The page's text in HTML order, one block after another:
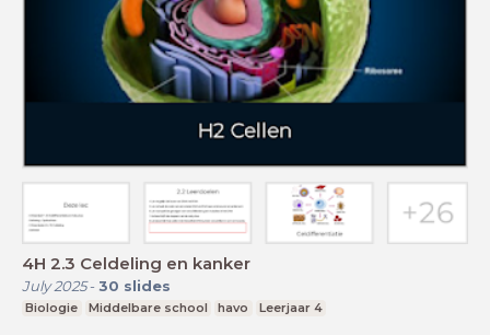
4H 2.3 Celdeling en kanker
July 2025- 30 slides
Biologie Middelbare school havo Leerjaar 4